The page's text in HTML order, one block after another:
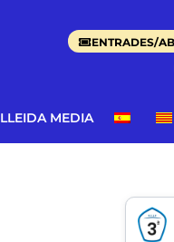
LLEIDA MEDIA
ENTRADES/